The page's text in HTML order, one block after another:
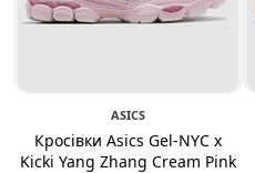
ASICS
Кросівки Asics Gel-NYC x
Kicki Yang Zhang Cream Pink